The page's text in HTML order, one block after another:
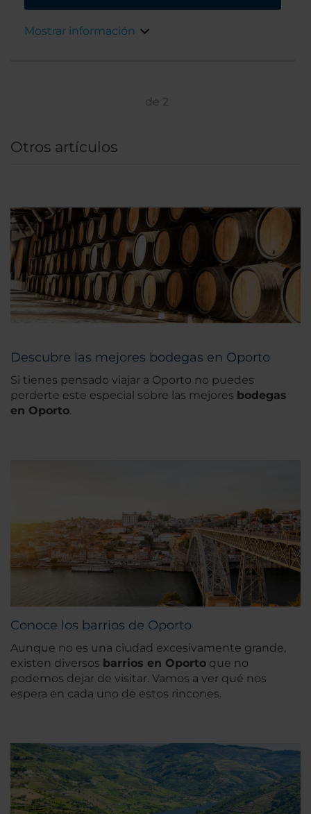
la avenida Aliados y la histórica zona de
pueden aprovechar su cercanía a los
comodidad de los huéspedes.
Mostrar información
de 2
Otros artículos
Descubre las mejores bodegas en Oporto
Si tienes pensado viajar a Oporto no puedes
perderte este especial sobre las mejores bodegas
en Oporto.
Conoce los barrios de Oporto
Aunque no es una ciudad excesivamente grande,
existen diversos barrios en Oporto que no
podemos dejar de visitar. Vamos a ver qué nos
espera en cada uno de estos rincones.